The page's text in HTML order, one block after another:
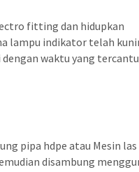
fitting dan hidupkan
lampu indikator telah
waktu yang
pipa hdpe atau Mesin
disambung